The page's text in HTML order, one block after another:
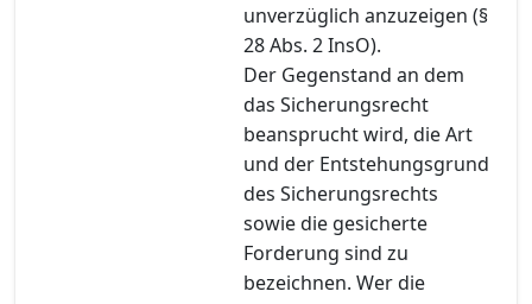
unverzüglich anzuzeigen (§
28 Abs. 2 InsO).
Der Gegenstand an dem
das Sicherungsrecht
beansprucht wird, die Art
und der Entstehungsgrund
des Sicherungsrechts
sowie die gesicherte
Forderung sind zu
bezeichnen. Wer die